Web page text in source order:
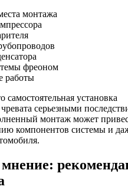
монтажа
фреоном
работы
самостоятельная установка
серьезными
монтаж может
компонентов системы и